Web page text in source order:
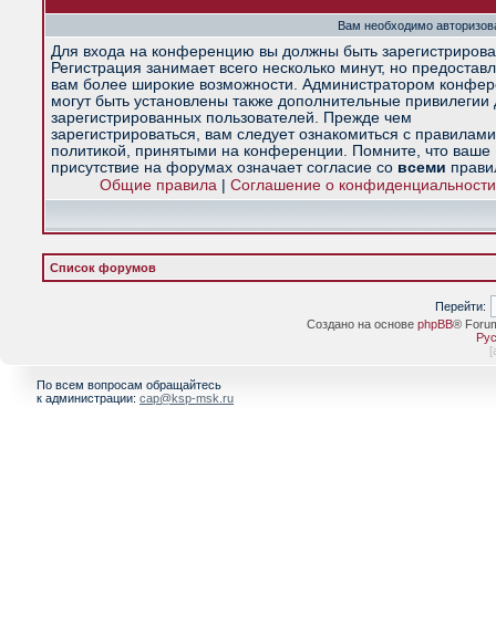
Вам необходимо
Для входа на конференцию вы должны быть
Регистрация занимает всего несколько минут, но
вам более широкие возможности. Администратором
могут быть установлены также дополнительные привилегии
зарегистрированных пользователей. Прежде чем
зарегистрироваться, вам следует ознакомиться с
политикой, принятыми на конференции. Помните, что ваше
присутствие на форумах означает согласие со всеми
Общие правила| Соглашение о конфиденциальности
Список форумов
Перейти:
Создано на основе phpBB®
[
По всем вопросам обращайтесь
к администрации: cap@ksp-msk.ru